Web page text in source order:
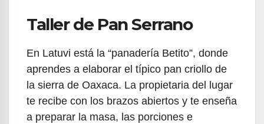
Taller de Pan Serrano
En Latuvi está la “panadería Betito”, donde
aprendes a elaborar el típico pan criollo de
la sierra de Oaxaca. La propietaria del lugar
te recibe con los brazos abiertos y te enseña
a preparar la masa, las porciones e